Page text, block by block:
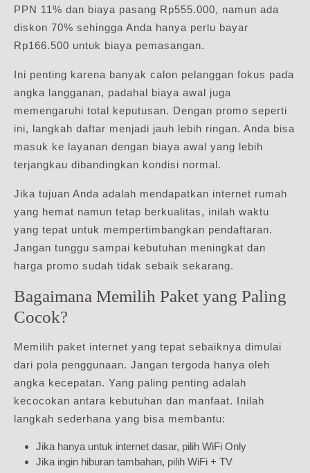
PPN 11% dan biaya pasang Rp555.000, namun ada
diskon 70% sehingga Anda hanya perlu bayar
Rp166.500 untuk biaya pemasangan.
Ini penting karena banyak calon pelanggan fokus pada
angka langganan, padahal biaya awal juga
memengaruhi total keputusan. Dengan promo seperti
ini, langkah daftar menjadi jauh lebih ringan. Anda bisa
masuk ke layanan dengan biaya awal yang lebih
terjangkau dibandingkan kondisi normal.
Jika tujuan Anda adalah mendapatkan internet rumah
yang hemat namun tetap berkualitas, inilah waktu
yang tepat untuk mempertimbangkan pendaftaran.
Jangan tunggu sampai kebutuhan meningkat dan
harga promo sudah tidak sebaik sekarang.
Bagaimana Memilih Paket yang Paling
Cocok?
Memilih paket internet yang tepat sebaiknya dimulai
dari pola penggunaan. Jangan tergoda hanya oleh
angka kecepatan. Yang paling penting adalah
kecocokan antara kebutuhan dan manfaat. Inilah
langkah sederhana yang bisa membantu:
Jika hanya untuk internet dasar, pilih WiFi Only
Jika ingin hiburan tambahan, pilih WiFi + TV